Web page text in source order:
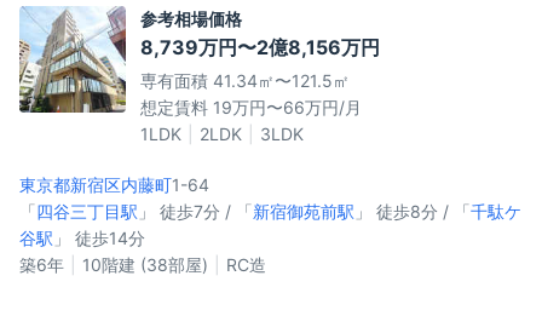
参考相場価格
8,739万円〜2億8,156万円
専有面積 41.34㎡〜121.5㎡
想定賃料 19万円〜66万円/月
1LDK
2LDK 3LDK
東京都新宿区内藤町1-64
「四谷三丁目駅 」 徒歩7分 / 「新宿御苑前駅 」 徒歩8分 / 「千駄ケ
谷駅 」 徒歩14分
築6年
10階建 (38部屋) RC造